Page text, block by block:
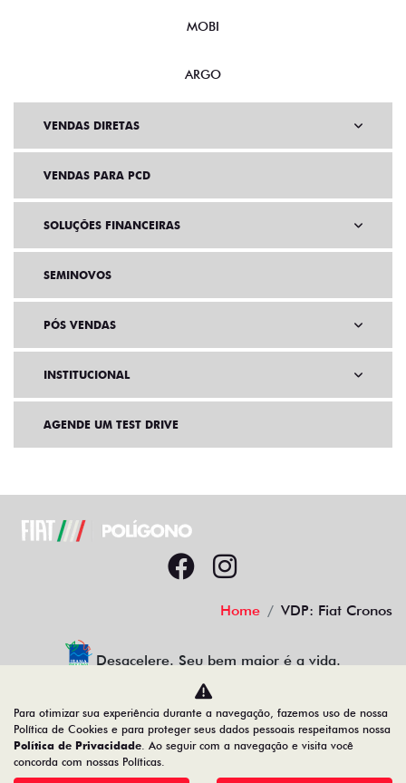
MOBI
ARGO
VENDAS DIRETAS
VENDAS PARA PCD
SOLUÇÕES FINANCEIRAS
SEMINOVOS
PÓS VENDAS
INSTITUCIONAL
AGENDE UM TEST DRIVE
Home VDP: Fiat Cronos
Desacelere. Seu bem maior é a vida.
19.122.936/0001-13
Para otimizar sua experiência durante a navegação, fazemos uso de nossa
Política de Cookies e para proteger seus dados pessoais respeitamos nossa
Política de Privacidade. Ao seguir com a navegação e visita você
concorda com nossas Políticas.